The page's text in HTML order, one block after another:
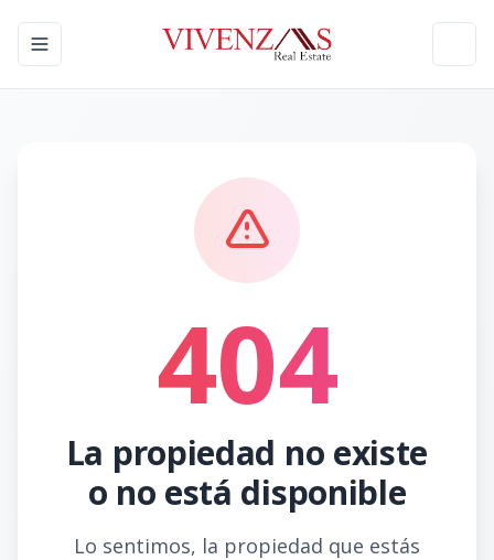
Toggle navigation menu
404
La propiedad no existe
o no está disponible
Lo sentimos, la propiedad que estás